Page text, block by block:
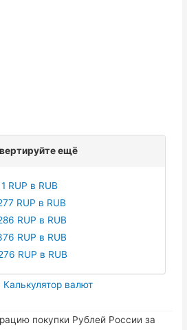
ещё
1 RUP в RUB
RUP в RUB
RUP в RUB
RUP в RUB
RUP в RUB
Калькулятор валют
покупки Рублей России за